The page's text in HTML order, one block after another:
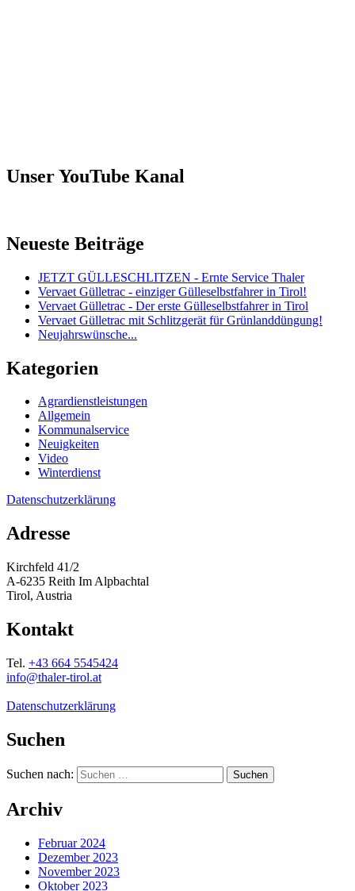
Unser YouTube Kanal
Neueste Beiträge
JETZT GÜLLESCHLITZEN - Ernte Service Thaler
Vervaet Gülletrac - einziger Gülleselbstfahrer in Tirol!
Vervaet Gülletrac - Der erste Gülleselbstfahrer in Tirol
Vervaet Gülletrac mit Schlitzgerät für Grünlanddüngung!
Neujahrswünsche...
Kategorien
Agrardienstleistungen
Allgemein
Kommunalservice
Neuigkeiten
Video
Winterdienst
Datenschutzerklärung
Adresse
Kirchfeld 41/2
A-6235 Reith Im Alpbachtal
Tirol, Austria
Kontakt
Tel. +43 664 5545424
info@thaler-tirol.at
Datenschutzerklärung
Suchen
Suchen nach:
Archiv
Februar 2024
Dezember 2023
November 2023
Oktober 2023